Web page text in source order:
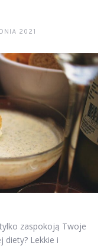
2021
zaspokoją Twoje
diety? Lekkie i